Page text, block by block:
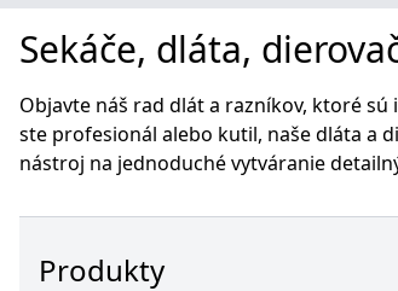
Sekáče, dláta,
Objavte náš rad dlát a razníkov, ktoré
ste profesionál alebo kutil, naše dláta a
nástroj na jednoduché vytváranie
Produkty